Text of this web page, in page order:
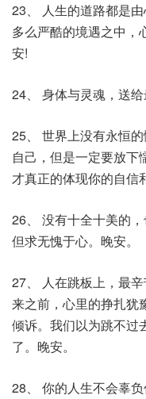
23、 人生的道路都是
多么严酷的境遇之中，
安!
24、 身体与灵魂，送给
25、 世界上没有永恒
自己，但是一定要放下
才真正的体现你的自信
26、 没有十全十美的
但求无愧于心。晚安。
27、 人在跳板上，最
来之前，心里的挣扎犹
倾诉。我们以为跳不过
了。晚安。
28、 你的人生不会辜